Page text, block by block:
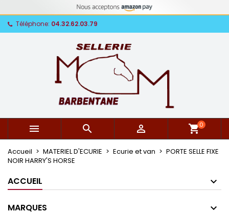
Téléphone: 04.32.62.03.79
   shopping_cart0
Accueil MATERIEL D'ECURIE Ecurie et van
PORTE SELLE FIXE
NOIR HARRY'S HORSE
ACCUEIL
MARQUES